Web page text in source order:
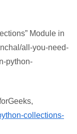
Module in
all-you-need-
python-
collections-